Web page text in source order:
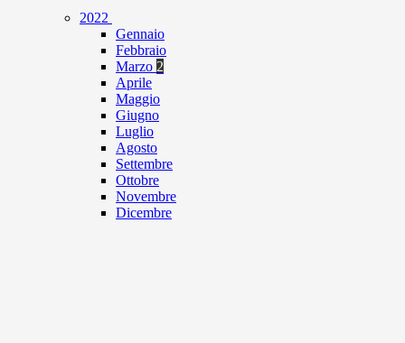
2022
Gennaio
Febbraio
Marzo 2
Aprile
Maggio
Giugno
Luglio
Agosto
Settembre
Ottobre
Novembre
Dicembre